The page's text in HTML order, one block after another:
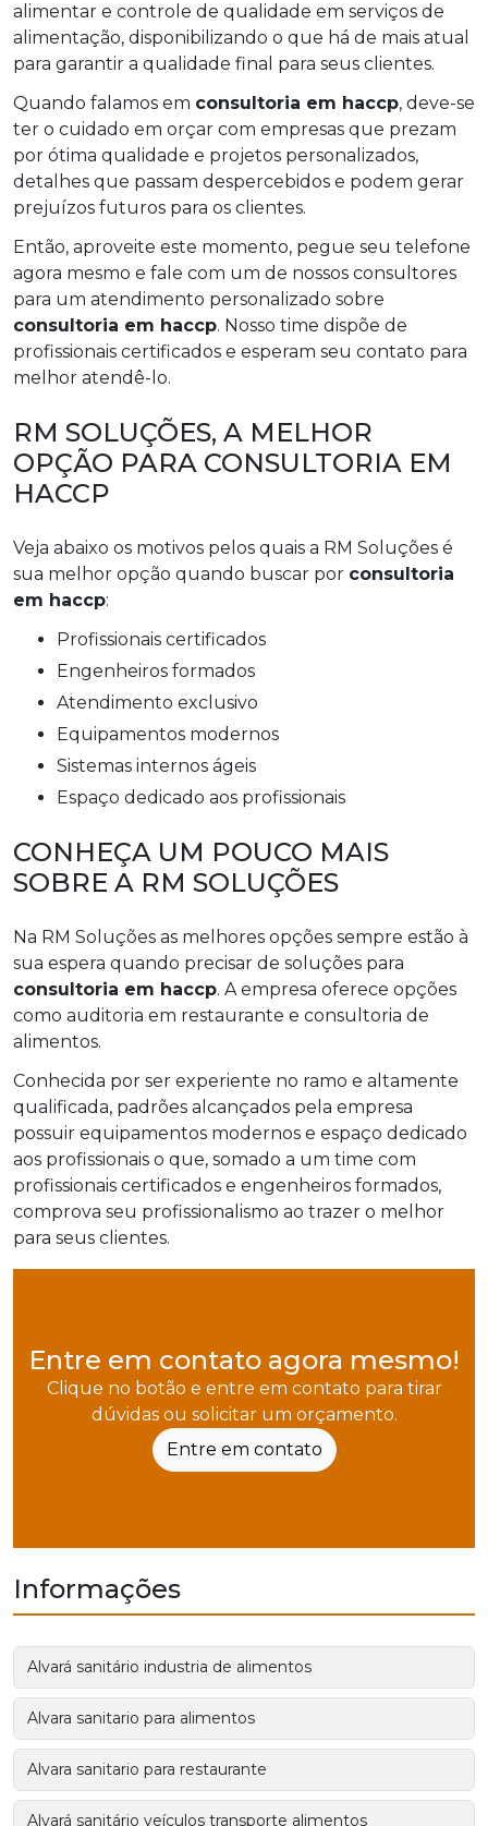
alimentar e controle de qualidade em serviços de
alimentação, disponibilizando o que há de mais atual
para garantir a qualidade final para seus clientes.
Quando falamos em consultoria em haccp, deve-se
ter o cuidado em orçar com empresas que prezam
por ótima qualidade e projetos personalizados,
detalhes que passam despercebidos e podem gerar
prejuízos futuros para os clientes.
Então, aproveite este momento, pegue seu telefone
agora mesmo e fale com um de nossos consultores
para um atendimento personalizado sobre
consultoria em haccp. Nosso time dispõe de
profissionais certificados e esperam seu contato para
melhor atendê-lo.
RM SOLUÇÕES, A MELHOR
OPÇÃO PARA CONSULTORIA EM
HACCP
Veja abaixo os motivos pelos quais a RM Soluções é
sua melhor opção quando buscar por consultoria
em haccp:
profissionais certificados
engenheiros formados
atendimento exclusivo
equipamentos modernos
sistemas internos ágeis
espaço dedicado aos profissionais
CONHEÇA UM POUCO MAIS
SOBRE A RM SOLUÇÕES
Na RM Soluções as melhores opções sempre estão à
sua espera quando precisar de soluções para
consultoria em haccp. A empresa oferece opções
como auditoria em restaurante e consultoria de
alimentos.
Conhecida por ser experiente no ramo e altamente
qualificada, padrões alcançados pela empresa
possuir equipamentos modernos e espaço dedicado
aos profissionais o que, somado a um time com
profissionais certificados e engenheiros formados,
comprova seu profissionalismo ao trazer o melhor
para seus clientes.
Entre em contato agora mesmo!
Clique no botão e entre em contato para tirar
dúvidas ou solicitar um orçamento.
Entre em contato
Informações
Alvará sanitário industria de alimentos
Alvara sanitario para alimentos
Alvara sanitario para restaurante
Alvará sanitário veículos transporte alimentos